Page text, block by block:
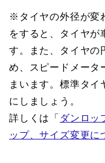
※タイヤの外径が変
をすると、タイヤが
す。また、タイヤの
め、スピードメータ
まいます。標準タイ
にしましょう。
詳しくは「 ダンロッ
ップ、サイズ変更に